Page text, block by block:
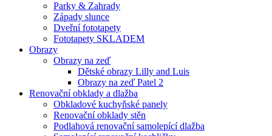
Parky & Zahrady
Západy slunce
Dveřní fototapety
Fototapety SKLADEM
Obrazy
Obrazy na zeď
Dětské obrazy Lilly and Luis
Obrazy na zeď Patel 2
Renovační obklady a dlažba
Obkladové kuchyňské panely
Renovační obklady stěn
Podlahová renovační samolepící dlažba